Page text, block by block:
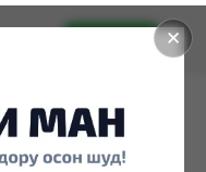
✕
Установить